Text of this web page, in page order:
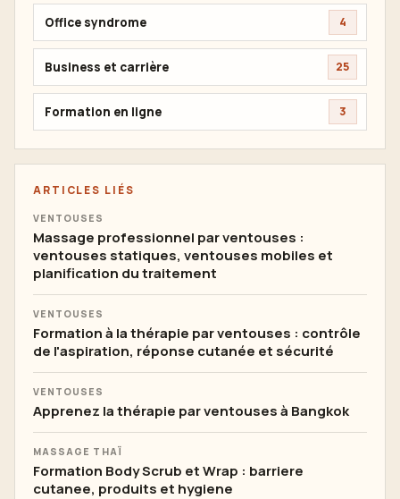
Office syndrome 4
Business et carrière 25
Formation en ligne 3
ARTICLES LIÉS
VENTOUSES
Massage professionnel par ventouses :
ventouses statiques, ventouses mobiles et
planification du traitement
VENTOUSES
Formation à la thérapie par ventouses : contrôle
de l'aspiration, réponse cutanée et sécurité
VENTOUSES
Apprenez la thérapie par ventouses à Bangkok
MASSAGE THAÏ
Formation Body Scrub et Wrap : barriere
cutanee, produits et hygiene